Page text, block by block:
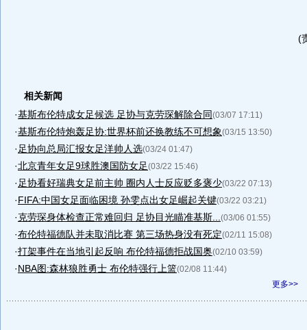
(
相关新闻
·基斯布伦特成女足候选 足协与克劳琛解除合同(03/07 17:11)
·基斯布伦特炮轰足协:世界杯前还换教练不可想象(03/15 13:50)
· 足协向总局汇报女足洋帅人选(03/24 01:47)
·北京青年女足9球胜澳国防女足(03/22 15:46)
· 足协看好瑞典女足前主帅 圈内人士反应贬多褒少(03/22 07:13)
·FIFA:中国女足面临困境 孙雯点出女足崛起关键(03/22 03:21)
·克劳琛身体检查正常难回归 足协目光瞄准基斯... (03/06 01:55)
·布伦特福德队并未取消比赛 第三场热身没有死定(02/11 15:08)
·打架事件在当地引起反响 布伦特福德拒战国奥(02/10 03:59)
·NBA图:森林狼胜勇士 布伦特强行上篮(02/08 11:44)
更多>>